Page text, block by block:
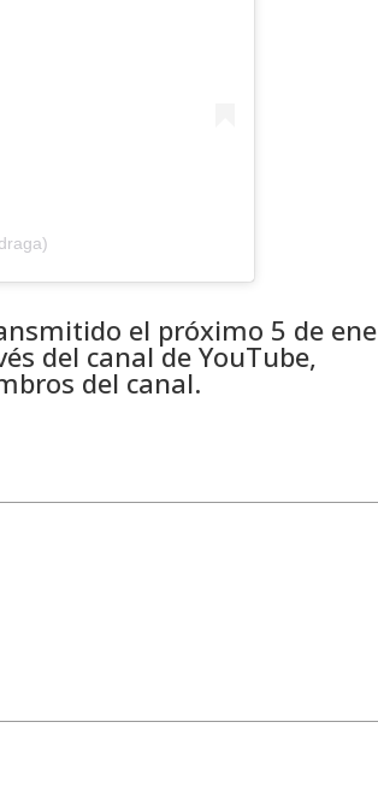
el próximo 5 de
del canal de YouTube,
del canal.